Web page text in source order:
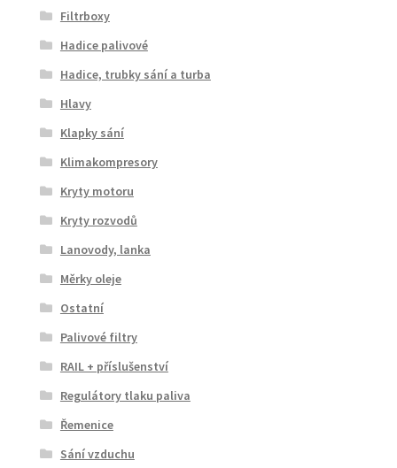
Filtrboxy
Hadice palivové
Hadice, trubky sání a turba
Hlavy
Klapky sání
Klimakompresory
Kryty motoru
Kryty rozvodů
Lanovody, lanka
Měrky oleje
Ostatní
Palivové filtry
RAIL + příslušenství
Regulátory tlaku paliva
Řemenice
Sání vzduchu